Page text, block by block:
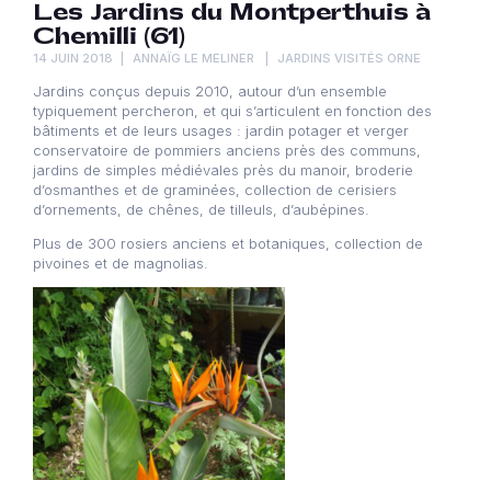
Les Jardins du Montperthuis à
Chemilli (61)
14 JUIN 2018 ANNAÏG LE MELINER JARDINS VISITÉS ORNE
Jardins conçus depuis 2010, autour d’un ensemble
typiquement percheron, et qui s’articulent en fonction des
bâtiments et de leurs usages : jardin potager et verger
conservatoire de pommiers anciens près des communs,
jardins de simples médiévales près du manoir, broderie
d’osmanthes et de graminées, collection de cerisiers
d’ornements, de chênes, de tilleuls, d’aubépines.
Plus de 300 rosiers anciens et botaniques, collection de
pivoines et de magnolias.